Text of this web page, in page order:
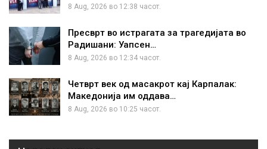
8 Aug, 2026 во 12:38 часот.
Пресврт во истрагата за трагедијата во
Радишани: Уапсен…
8 Aug, 2026 во 12:34 часот.
Четврт век од масакрот кај Карпалак:
Македонија им оддава…
8 Aug, 2026 во 10:25 часот.